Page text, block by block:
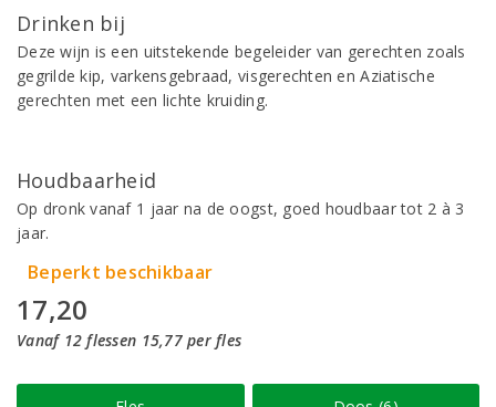
Drinken bij
Deze wijn is een uitstekende begeleider van gerechten zoals
gegrilde kip, varkensgebraad, visgerechten en Aziatische
gerechten met een lichte kruiding.
Houdbaarheid
Op dronk vanaf 1 jaar na de oogst, goed houdbaar tot 2 à 3
jaar.
Beperkt beschikbaar
17,20
Vanaf 12 flessen 15,77 per fles